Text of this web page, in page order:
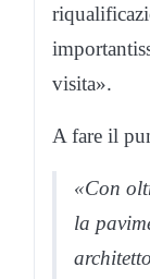
visita».
A fare il
«Con
la